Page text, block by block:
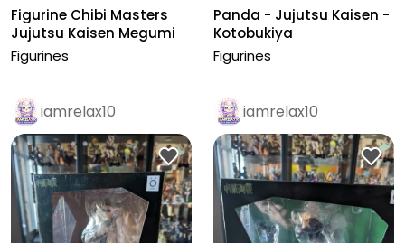
Figurine Chibi Masters
Jujutsu Kaisen Megumi
Fushi...
Figurines
Panda - Jujutsu Kaisen -
Kotobukiya
Figurines
iamrelax10 iamrelax10